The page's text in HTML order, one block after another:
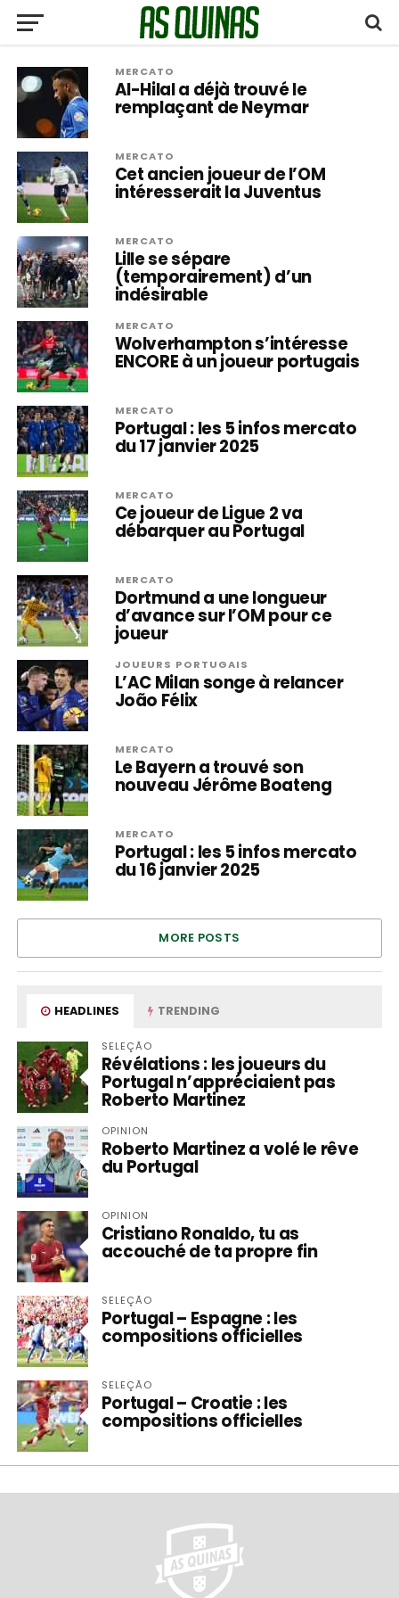
MERCATO
Al-Hilal a déjà trouvé le
remplaçant de Neymar
MERCATO
Cet ancien joueur de l’OM
intéresserait la Juventus
MERCATO
Lille se sépare
(temporairement) d’un
indésirable
MERCATO
Wolverhampton s’intéresse
ENCORE à un joueur portugais
MERCATO
Portugal : les 5 infos mercato
du 17 janvier 2025
MERCATO
Ce joueur de Ligue 2 va
débarquer au Portugal
MERCATO
Dortmund a une longueur
d’avance sur l’OM pour ce
joueur
JOUEURS PORTUGAIS
L’AC Milan songe à relancer
João Félix
MERCATO
Le Bayern a trouvé son
nouveau Jérôme Boateng
MERCATO
Portugal : les 5 infos mercato
du 16 janvier 2025
MORE POSTS
HEADLINES TRENDING
SELEÇÃO
Révélations : les joueurs du
Portugal n’appréciaient pas
Roberto Martinez
OPINION
Roberto Martinez a volé le rêve
du Portugal
OPINION
Cristiano Ronaldo, tu as
accouché de ta propre fin
SELEÇÃO
Portugal – Espagne : les
compositions officielles
SELEÇÃO
Portugal – Croatie : les
compositions officielles